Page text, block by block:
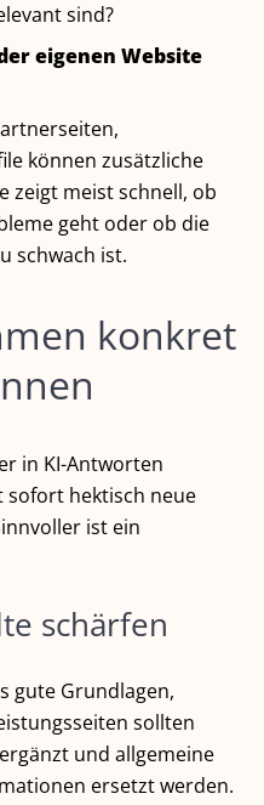
sind?
eigenen Website
können zusätzliche
zeigt meist schnell, ob
geht oder ob die
schwach ist.
konkret
in KI-Antworten
sofort hektisch neue
ist ein
schärfen
gute Grundlagen,
sollten
und allgemeine
ersetzt werden.